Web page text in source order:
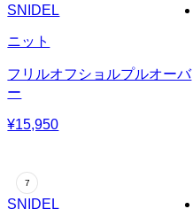
SNIDEL
ニット
フリルオフショルプルオーバ
ー
¥15,950
SNIDEL